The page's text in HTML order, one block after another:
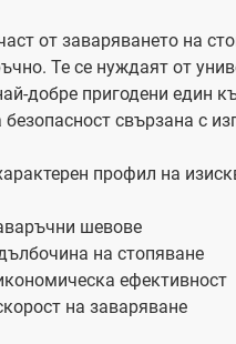
от заваряването на
Те се нуждаят от
добре пригодени един
безопасност свързана с
профил на
шевове
на стопяване
ефективност
на заваряване